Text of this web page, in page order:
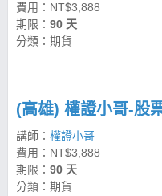
費用：NT$3,888
期限： 90 天
分類：期貨
(高雄) 權證小哥-股
講師： 權證小哥
費用：NT$3,888
期限： 90 天
分類：期貨